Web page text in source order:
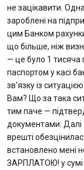
не зацікавити.
зароблені на
цим Банком
що більше, ніж
— це було 1 тисяча
паспортом у касі
зв'язку із
Вам? Що за така
тим паче —
документами. Далі
врешті
встановлено мені
ЗАРПЛАТОЮ! у сумі